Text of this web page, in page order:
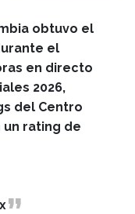
obtuvo el
el
en directo
2026,
del Centro
un rating de